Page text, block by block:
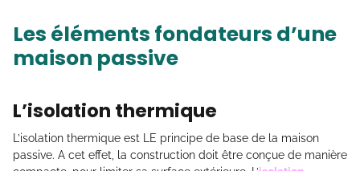
Les éléments fondateurs d’une
maison passive
L’isolation thermique
L’isolation thermique est LE principe de base de la maison
passive. A cet effet, la construction doit être conçue de manière